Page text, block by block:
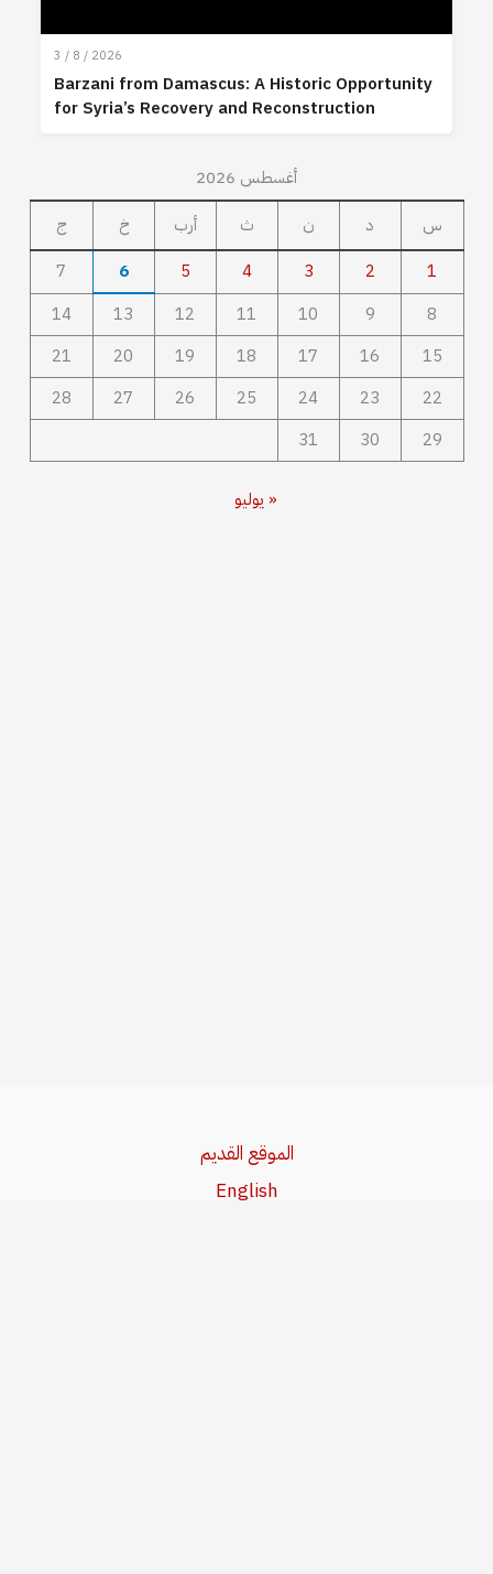
3 / 8 / 2026
Barzani from Damascus: A Historic Opportunity
for Syria’s Recovery and Reconstruction
أغسطس 2026
س
د ن ث أرب خ
ج
1
2
3
4
5
6
7
8
9
10
11
12
13
14
15
16
17
18
19
20
21
22
23
24
25
26
27
28
29
30
31
« يوليو
الموقع القديم
English